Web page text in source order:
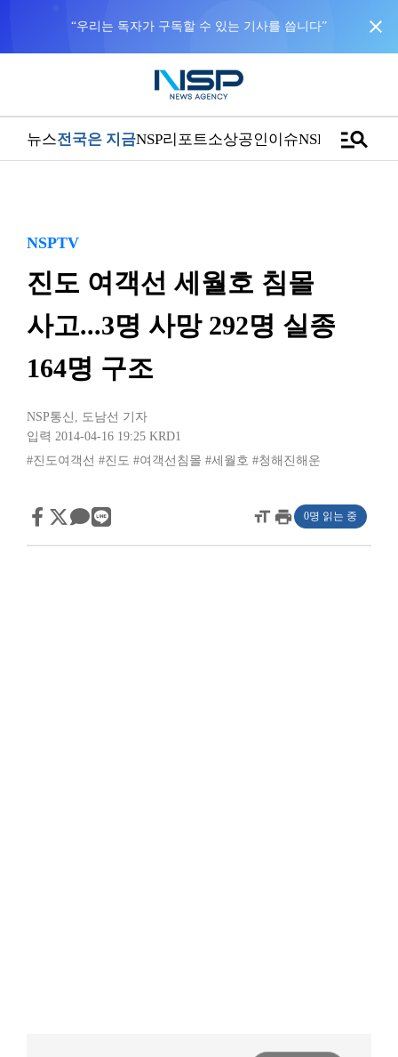
close
뉴스전국은 지금NSP리포트소상공인이슈NSPTVmanage_search
NSPTV
진도 여객선 세월호 침몰
사고...3명 사망 292명 실종
164명 구조
NSP통신 , 도남선 기자
입력 2014-04-16 19:25 KRD1
#진도여객선 #진도 #여객선침몰 #세월호 #청해진해운
format_sizeprint 0명 읽는 중